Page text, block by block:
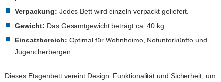
Verpackung: Jedes Bett wird einzeln verpackt geliefert.
Gewicht: Das Gesamtgewicht beträgt ca. 40 kg.
Einsatzbereich: Optimal für Wohnheime, Notunterkünfte und
Jugendherbergen.
Dieses Etagenbett vereint Design, Funktionalität und Sicherheit, um